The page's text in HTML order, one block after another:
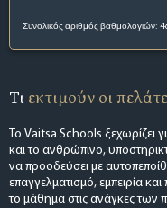
Συνολικός αριθμός βαθμολογιών:
Τι εκτιμούν οι
Το Vaitsa Schools ξεχωρίζει
και το ανθρώπινο,
να προοδεύσει με
επαγγελματισμό, εμπειρία
το μάθημα στις ανάγκες των